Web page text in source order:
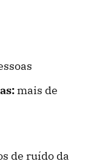
mais de
de ruído da